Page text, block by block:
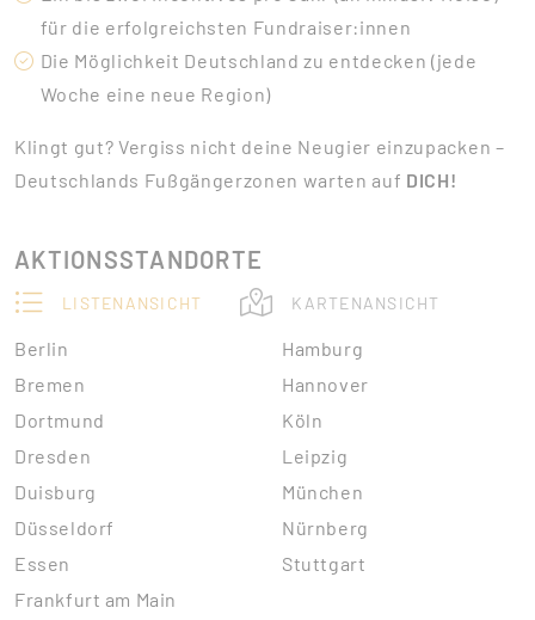
für die erfolgreichsten Fundraiser:innen
Die Möglichkeit Deutschland zu entdecken (jede
Woche eine neue Region)
Klingt gut? Vergiss nicht deine Neugier einzupacken –
Deutschlands Fußgängerzonen warten auf DICH!
AKTIONSSTANDORTE
LISTENANSICHT KARTENANSICHT
Berlin
Bremen
Dortmund
Dresden
Duisburg
Düsseldorf
Essen
Frankfurt am Main
Hamburg
Hannover
Köln
Leipzig
München
Nürnberg
Stuttgart